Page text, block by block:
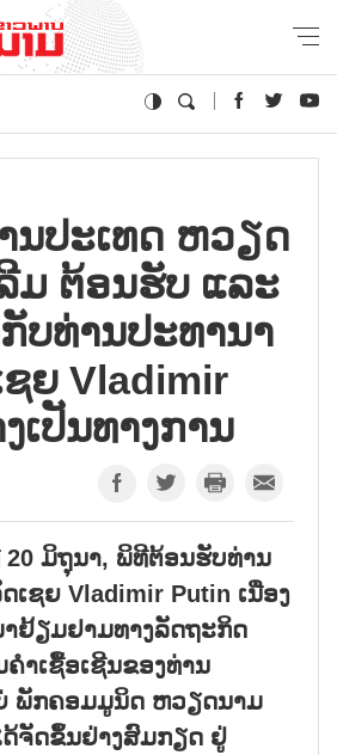
ນ​ປະ​ເທດ ຫວຽດ​
ມ ຕ້ອນ​ຮັບ ແລະ
ບ​ທ່ານ​ປະ​ທາ​ນາ​
ຍ V​ladimir
ເປັນ​ທາງ​ການ
ມິຖຸນາ, ພິທີຕ້ອນຮັບທ່ານ
ເຊຍ Vladimir Putin ເນື່ອງ
າຢ້ຽມຢາມທາງລັດຖະກິດ
ຳເຊື້ອເຊີນຂອງທ່ານ
ພັກຄອມມູນິດ ຫວຽດນາມ
ຈັດຂຶ້ນຢ່າງສົມກຽດ ຢູ່